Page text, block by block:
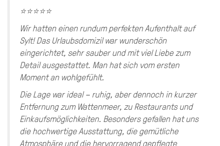
⭐⭐⭐⭐⭐
Wir hatten einen rundum perfekten Aufenthalt auf
Sylt! Das Urlaubsdomizil war wunderschön
eingerichtet, sehr sauber und mit viel Liebe zum
Detail ausgestattet. Man hat sich vom ersten
Moment an wohlgefühlt.
Die Lage war ideal – ruhig, aber dennoch in kurzer
Entfernung zum Wattenmeer, zu Restaurants und
Einkaufsmöglichkeiten. Besonders gefallen hat uns
die hochwertige Ausstattung, die gemütliche
Atmosphäre und die hervorragend gepflegte